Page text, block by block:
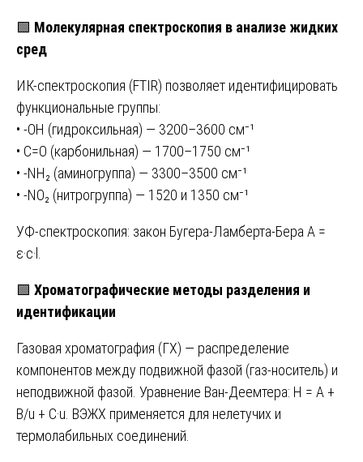
🟩 Молекулярная спектроскопия в анализе жидких
сред
ИК-спектроскопия (FTIR) позволяет идентифицировать
функциональные группы:
• -OH (гидроксильная) — 3200–3600 см⁻¹
• C=O (карбонильная) — 1700–1750 см⁻¹
• -NH₂ (аминогруппа) — 3300–3500 см⁻¹
• -NO₂ (нитрогруппа) — 1520 и 1350 см⁻¹
УФ-спектроскопия: закон Бугера-Ламберта-Бера A =
ε·c·l.
🟩 Хроматографические методы разделения и
идентификации
Газовая хроматография (ГХ) — распределение
компонентов между подвижной фазой (газ-носитель) и
неподвижной фазой. Уравнение Ван-Деемтера: H = A +
B/u + C·u. ВЭЖХ применяется для нелетучих и
термолабильных соединений.